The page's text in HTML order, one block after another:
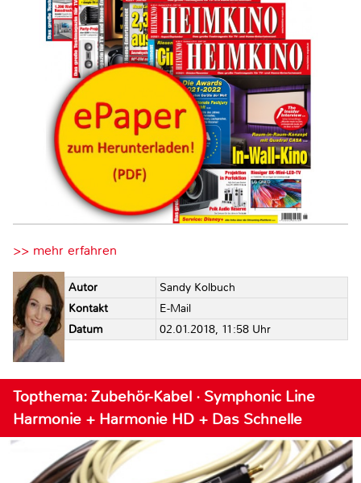
>> mehr erfahren
Autor
Sandy Kolbuch
Kontakt
E-Mail
Datum
02.01.2018, 11:58 Uhr
Topthema: Zubehör-Kabel · Symphonic Line
Harmonie + Harmonie HD + Das Schnelle